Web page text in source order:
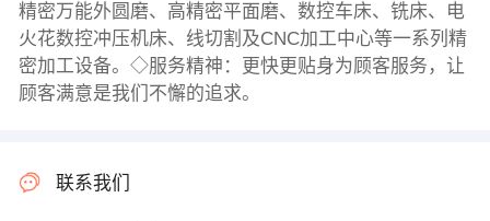
精密万能外圆磨、高精密平面磨、数控车床、铣床、电
火花数控冲压机床、线切割及CNC加工中心等一系列精
密加工设备。◇服务精神：更快更贴身为顾客服务，让
顾客满意是我们不懈的追求。
联系我们